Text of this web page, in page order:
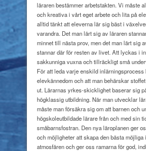
läraren bestämmer arbetstakten. Vi måste
och kreativa i vårt eget arbete och lita på
alltid tänkt att eleverna lär sig bäst i
varandra. Det man lärt sig av läraren
minnet till nästa prov, men det man lärt sig
stannar där för resten av livet. Att lyckas i
sakkunniga vuxna och tillräckligt små
För att leda varje enskild inlärningsprocess
elevkännedom och att man behärskar
ut. Lärarnas yrkes-skicklighet baserar sig
högklassig utbildning. När man utvecklar
måste man försäkra sig om att barnen och
högskoleutbildade lärare från och med sin
småbarnsfostran. Den nya läroplanen ger
och möjligheter att skapa den bästa möjliga
atmosfären och ger oss ramarna för god,